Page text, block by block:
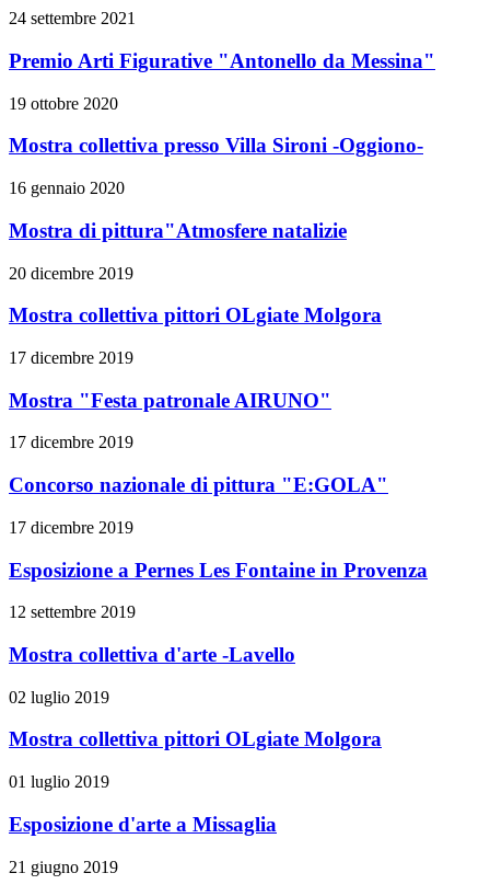
24 settembre 2021
Premio Arti Figurative "Antonello da Messina"
19 ottobre 2020
Mostra collettiva presso Villa Sironi -Oggiono-
16 gennaio 2020
Mostra di pittura"Atmosfere natalizie
20 dicembre 2019
Mostra collettiva pittori OLgiate Molgora
17 dicembre 2019
Mostra "Festa patronale AIRUNO"
17 dicembre 2019
Concorso nazionale di pittura "E:GOLA"
17 dicembre 2019
Esposizione a Pernes Les Fontaine in Provenza
12 settembre 2019
Mostra collettiva d'arte -Lavello
02 luglio 2019
Mostra collettiva pittori OLgiate Molgora
01 luglio 2019
Esposizione d'arte a Missaglia
21 giugno 2019